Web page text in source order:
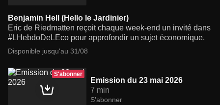
Benjamin Hell (Hello le Jardinier)
Eric de Riedmatten reçoit chaque week-end un invité dans
#LHebdoDeLEco pour approfondir un sujet économique.
Disponible jusqu'au 31/08
S'abonner
Emission du 23 mai 2026
7 min
S'abonner